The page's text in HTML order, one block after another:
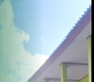
MUNYATI